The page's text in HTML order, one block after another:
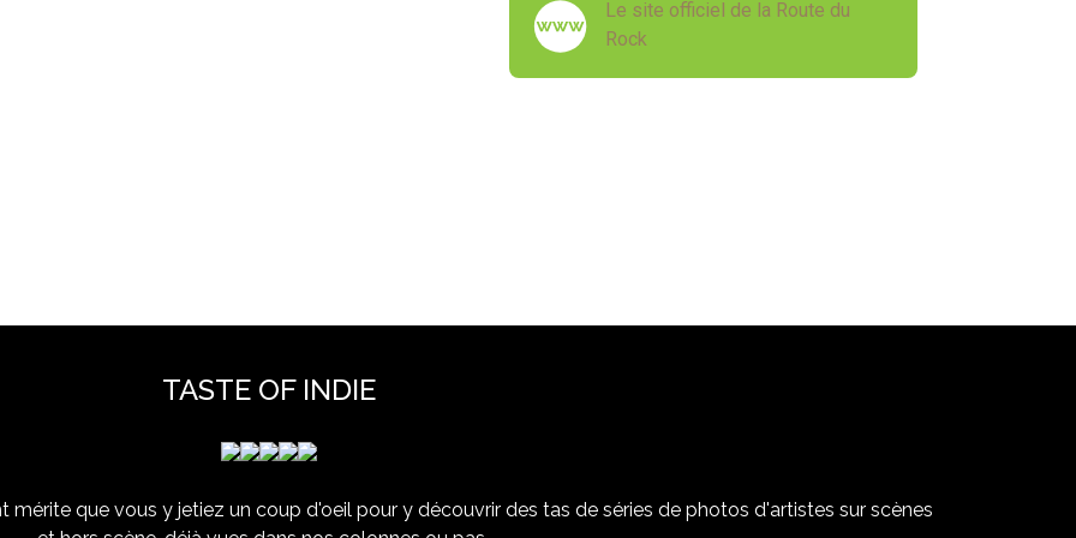
Le site officiel de la Route du
Rock
TASTE OF INDIE
que vous y jetiez un coup d'oeil pour y découvrir des tas de séries de photos d'artistes sur scènes